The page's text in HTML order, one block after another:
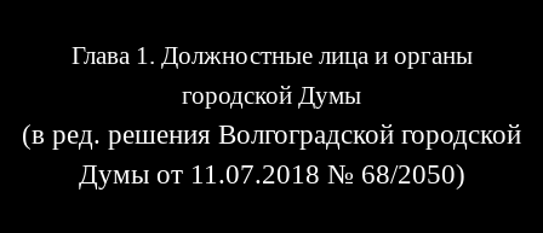
Глава 1. Должностные лица и органы
городской Думы
(в ред. решения Волгоградской городской
Думы от 11.07.2018 № 68/2050)